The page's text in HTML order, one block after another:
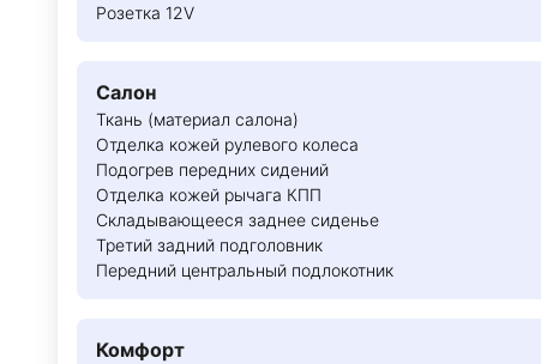
Розетка 12V
Салон
Ткань (материал салона)
Отделка кожей рулевого колеса
Подогрев передних сидений
Отделка кожей рычага КПП
Складывающееся заднее сиденье
Третий задний подголовник
Передний центральный подлокотник
Комфорт